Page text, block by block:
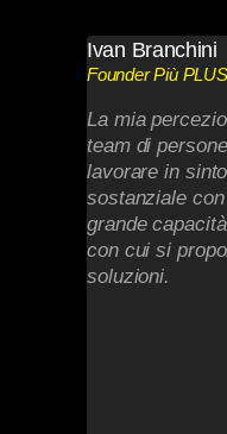
Ivan Branchini
Founder Più PLUS
La mia
team di
lavorare in
sostanziale
grande
con cui si
soluzioni.